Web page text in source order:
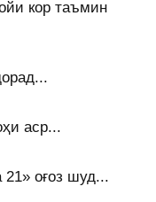
кор таъмин
аср...
оғоз шуд...